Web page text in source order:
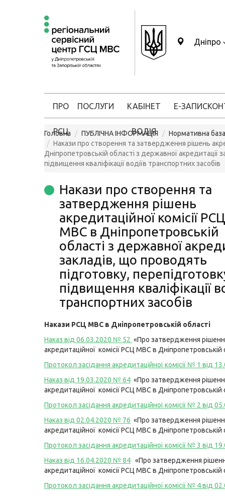
Дніпро
ПРО
РСЦ
ПОСЛУГИ КАБІНЕТ
ВОДІЯ
Е-ЗАПИС
Головна ПУБЛІЧНА ІНФОРМАЦІЯ
Нормативна база
Накази про створення та затвердження рішень
Дніпропетровській області з державної акредитації
підвищення кваліфікації водіїв транспортних засобів
Накази про створення та
затвердження рішень
акредитаційної комісії
МВС в Дніпропетровській
області з державної
закладів, що проводять
підготовку,
підвищення кваліфікації
транспортних засобів
Накази РСЦ МВС в Дніпропетровській області
Наказ від 06.03.2020 № 52 «Про затвердження
акредитаційної комісії РСЦ МВС в Дніпропетровській
Протокол засідання акредитаційної комісії № 1 від
Наказ від 19.03.2020 № 64 «Про затвердження
акредитаційної комісії РСЦ МВС в Дніпропетровській
Протокол засідання акредитаційної комісії № 2 від
Наказ від 02.04.2020 № 76 «Про затвердження
акредитаційної комісії РСЦ МВС в Дніпропетровській
Протокол засідання акредитаційної комісії № 3 від
Наказ від 16.04.2020 № 84 «Про затвердження
акредитаційної комісії РСЦ МВС в Дніпропетровській
Протокол засідання акредитаційної комісії № 4 від